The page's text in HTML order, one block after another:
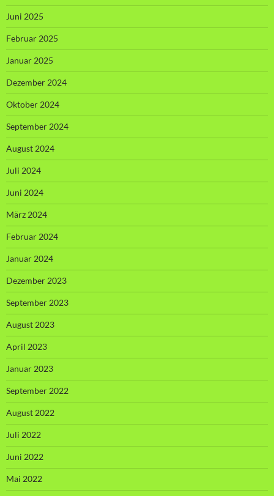
Juni 2025
Februar 2025
Januar 2025
Dezember 2024
Oktober 2024
September 2024
August 2024
Juli 2024
Juni 2024
März 2024
Februar 2024
Januar 2024
Dezember 2023
September 2023
August 2023
April 2023
Januar 2023
September 2022
August 2022
Juli 2022
Juni 2022
Mai 2022